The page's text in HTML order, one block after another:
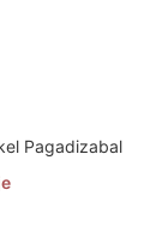
Pagadizabal